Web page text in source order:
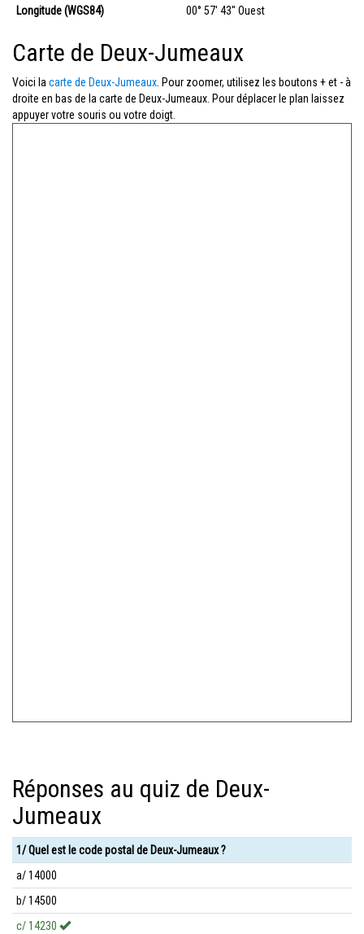
Longitude (WGS84)
00° 57' 43'' Ouest
Carte de Deux-Jumeaux
Voici la carte de Deux-Jumeaux . Pour zoomer, utilisez les boutons + et - à
droite en bas de la carte de Deux-Jumeaux. Pour déplacer le plan laissez
appuyer votre souris ou votre doigt.
Réponses au quiz de Deux-
Jumeaux
1/ Quel est le code postal de Deux-Jumeaux ?
a/ 14000
b/ 14500
c/ 14230